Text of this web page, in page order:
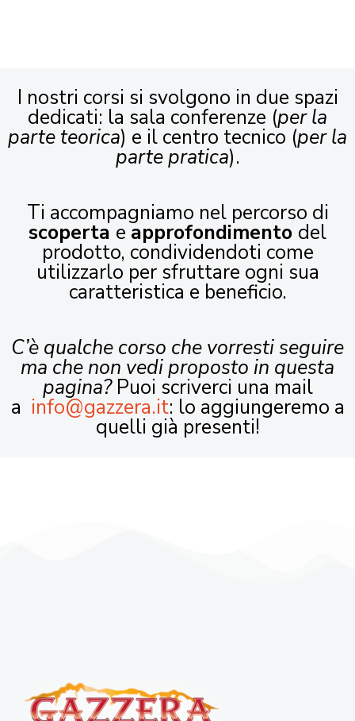
I nostri corsi si svolgono in due spazi
dedicati: la sala conferenze (per la
parte teorica) e il centro tecnico (per la
parte pratica).
Ti accompagniamo nel percorso di
scoperta e approfondimento del
prodotto, condividendoti come
utilizzarlo per sfruttare ogni sua
caratteristica e beneficio.
C’è qualche corso che vorresti seguire
ma che non vedi proposto in questa
pagina?Puoi scriverci una mail
a info@gazzera.it: lo aggiungeremo a
quelli già presenti!